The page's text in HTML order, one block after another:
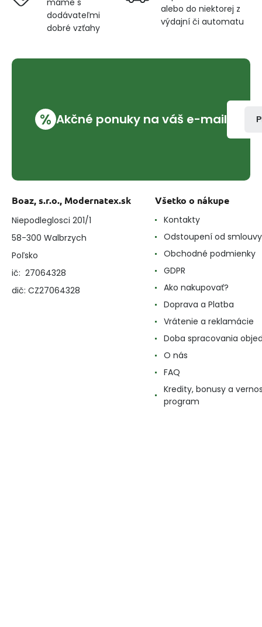
dodávateľmi
dobré vzťahy
alebo do niektorej z
výdajní či automatu
% Akčné ponuky na váš e-mail
Boaz, s.r.o., Modernatex.sk
Niepodleglosci 201/1
58-300 Walbrzych
Poľsko
ič: 27064328
dič: CZ27064328
Všetko o nákupe
Kontakty
Odstoupení od smlouvy
Obchodné podmienky
GDPR
Ako nakupovať?
Doprava a Platba
Vrátenie a reklamácie
Doba spracovania
O nás
FAQ
Kredity, bonusy a
program